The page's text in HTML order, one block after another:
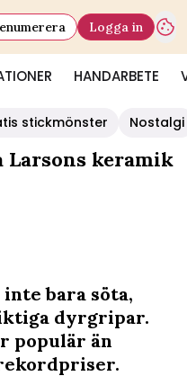
HANDARBETE
Logga in
stickmönster Nostalgi
Larsons keramik
bara söta,
dyrgripar.
populär än